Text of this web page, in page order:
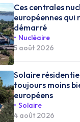
Ces centrales
européennes qui
démarré
Nucléaire
5 août 2026
Solaire
toujours moins
européens
Solaire
4 août 2026